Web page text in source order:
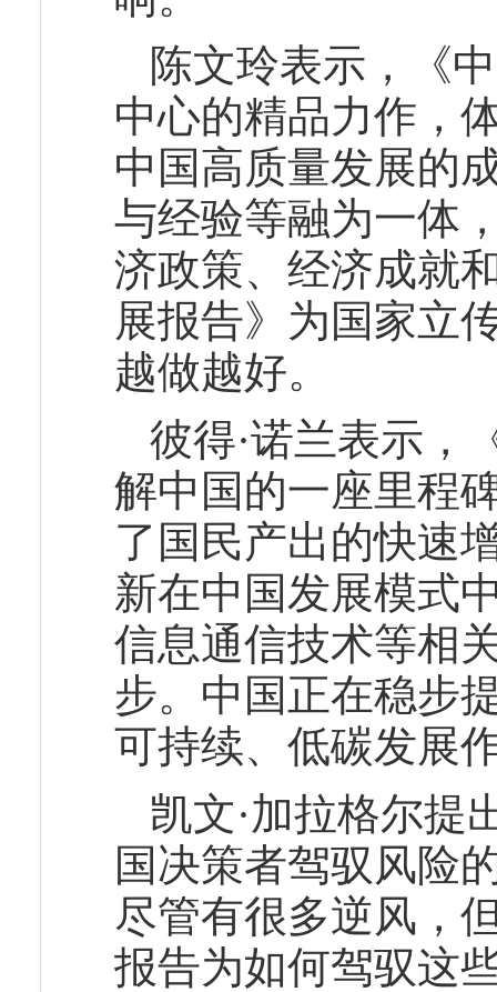
陈文玲表示，《
中心的精品力作，
中国高质量发展的
与经验等融为一体
济政策、经济成就
展报告》为国家立
越做越好。
彼得·诺兰表示，
解中国的一座里程
了国民产出的快速
新在中国发展模式
信息通信技术等相
步。中国正在稳步
可持续、低碳发展
凯文·加拉格尔提
国决策者驾驭风险
尽管有很多逆风，
报告为如何驾驭这